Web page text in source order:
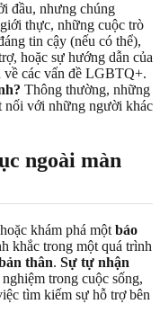
đầu, nhưng chúng
thực, những cuộc trò
tin cậy (nếu có thể),
hoặc sự hướng dẫn của
về các vấn đề LGBTQ+.
Thông thường, những
nối với những người khác
ngoài màn
khám phá một báo
khắc trong một quá trình
thân. Sự tự nhận
trong cuộc sống,
tìm kiếm sự hỗ trợ bên